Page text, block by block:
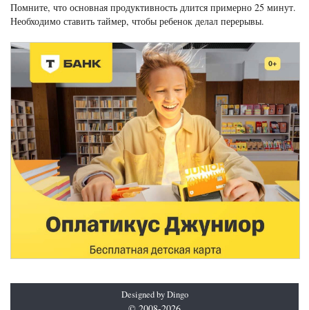
Помните, что основная продуктивность длится примерно 25 минут.
Необходимо ставить таймер, чтобы ребенок делал перерывы.
Designed by Dingo